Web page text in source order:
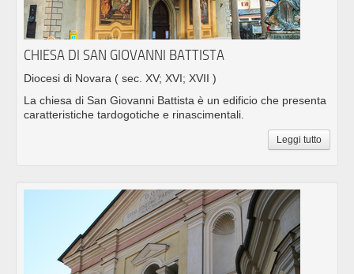
CHIESA DI SAN GIOVANNI BATTISTA
Diocesi di Novara ( sec. XV; XVI; XVII )
La chiesa di San Giovanni Battista è un edificio che presenta
caratteristiche tardogotiche e rinascimentali.
Leggi tutto